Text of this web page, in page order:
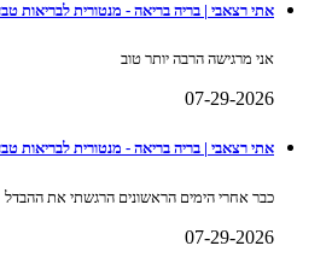
אתי רצאבי | בריה בריאה - מנטורית לבריאות
אני מרגישה הרבה יותר טוב
07-29-2026
אתי רצאבי | בריה בריאה - מנטורית לבריאות
כבר אחרי הימים הראשונים הרגשתי את ההבדל
07-29-2026